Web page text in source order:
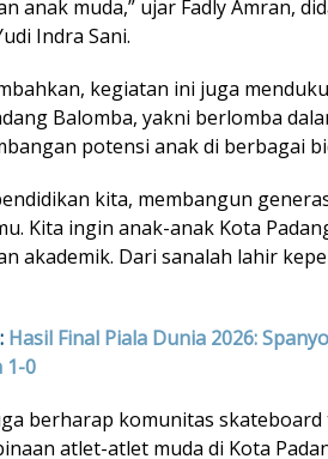
anak muda,” ujar Fadly Amran,
Indra Sani.
kegiatan ini juga
Balomba, yakni berlomba
potensi anak di berbagai
kita, membangun
Kita ingin anak-anak Kota
akademik. Dari sanalah lahir
Hasil Final Piala Dunia 2026:
1-0
berharap komunitas
atlet-atlet muda di Kota